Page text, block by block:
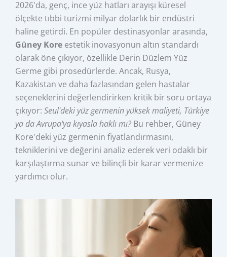
2026'da, genç, ince yüz hatları arayışı küresel
ölçekte tıbbi turizmi milyar dolarlık bir endüstri
haline getirdi. En popüler destinasyonlar arasında,
Güney Kore estetik inovasyonun altın standardı
olarak öne çıkıyor, özellikle Derin Düzlem Yüz
Germe gibi prosedürlerde. Ancak, Rusya,
Kazakistan ve daha fazlasından gelen hastalar
seçeneklerini değerlendirirken kritik bir soru ortaya
çıkıyor:Seul'deki yüz germenin yüksek maliyeti, Türkiye
ya da Avrupa'ya kıyasla haklı mı? Bu rehber, Güney
Kore'deki yüz germenin fiyatlandırmasını,
tekniklerini ve değerini analiz ederek veri odaklı bir
karşılaştırma sunar ve bilinçli bir karar vermenize
yardımcı olur.